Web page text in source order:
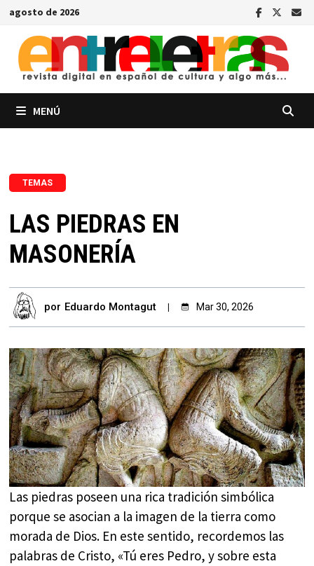
Saltar
contenido
agosto de 2026
MENÚ
TEMAS
LAS PIEDRAS EN
MASONERÍA
por Eduardo Montagut Mar 30, 2026
Las piedras poseen una rica tradición simbólica
porque se asocian a la imagen de la tierra como
morada de Dios. En este sentido, recordemos las
palabras de Cristo, «Tú eres Pedro, y sobre esta